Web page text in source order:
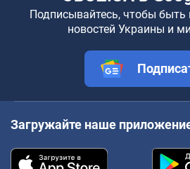
Подписывайтесь, чтобы быть
новостей Украины и
Загружайте наше